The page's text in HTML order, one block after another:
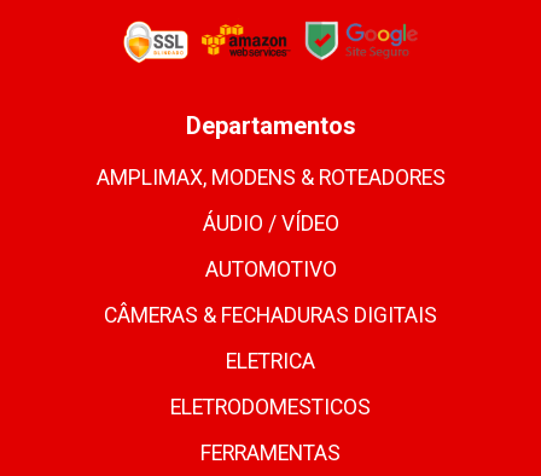
Departamentos
AMPLIMAX, MODENS & ROTEADORES
ÁUDIO / VÍDEO
AUTOMOTIVO
CÂMERAS & FECHADURAS DIGITAIS
ELETRICA
ELETRODOMESTICOS
FERRAMENTAS